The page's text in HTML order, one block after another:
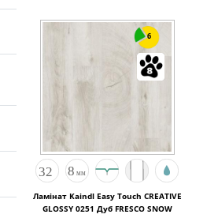
6
Ламінат Kaindl Easy Touch CREATIVE
GLOSSY 0251 Дуб FRESCO SNOW